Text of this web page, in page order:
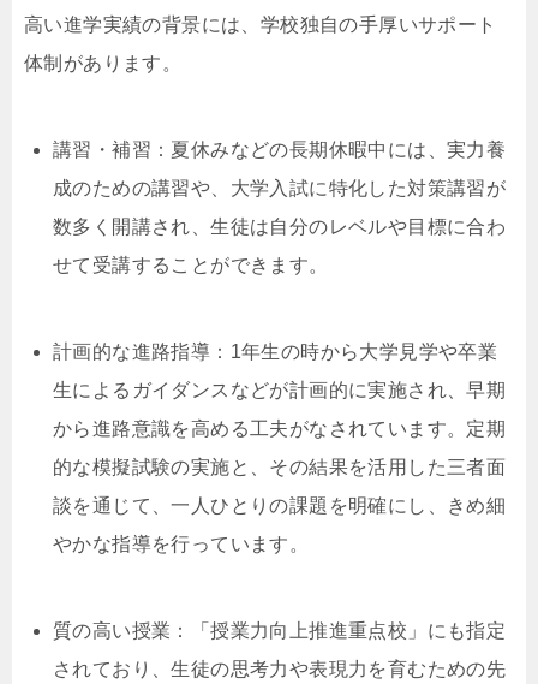
高い進学実績の背景には、学校独自の手厚いサポート
体制があります。
講習・補習：夏休みなどの長期休暇中には、実力養
成のための講習や、大学入試に特化した対策講習が
数多く開講され、生徒は自分のレベルや目標に合わ
せて受講することができます。
計画的な進路指導：1年生の時から大学見学や卒業
生によるガイダンスなどが計画的に実施され、早期
から進路意識を高める工夫がなされています。定期
的な模擬試験の実施と、その結果を活用した三者面
談を通じて、一人ひとりの課題を明確にし、きめ細
やかな指導を行っています。
質の高い授業：「授業力向上推進重点校」にも指定
されており、生徒の思考力や表現力を育むための先